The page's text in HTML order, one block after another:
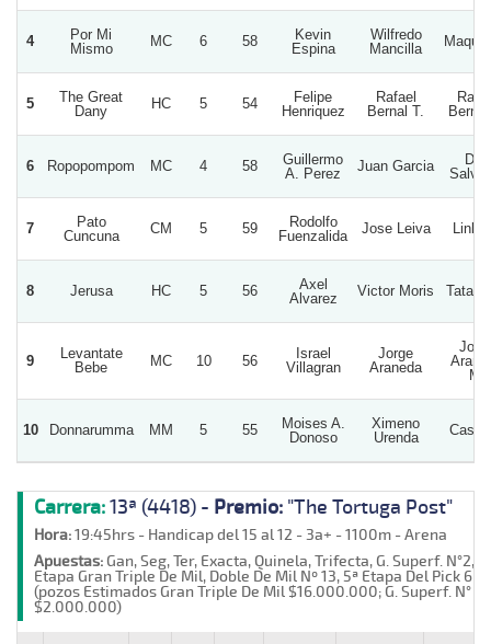
4
Por Mi
Mismo
MC 6 58
Kevin
Espina
Wilfredo
Mancilla
5
The Great
Dany
HC 5 54
Felipe
Henriquez
Rafael
Bernal T.
6 Ropopompom MC 4 58
Guillermo
A. Perez
Juan Garcia
Don
7
Pato
Cuncuna
CM 5 59
Rodolfo
Fuenzalida
Jose Leiva
8 Jerusa HC 5 56
Axel
Alvarez
Victor Moris Tata
9
Levantate
Bebe
MC 10 56
Israel
Villagran
Jorge
Araneda
M.
10 Donnarumma MM 5 55
Moises A.
Donoso
Ximeno
Urenda
Carrera:13ª (4418) - Premio: "The Tortuga Post"
Hora:19:45hrs - Handicap del 15 al 12 - 3a+ - 1100m - Arena
Apuestas:Gan, Seg, Ter, Exacta, Quinela, Trifecta, G. Superf. N°2, 1ª
Etapa Gran Triple De Mil, Doble De Mil Nº 13, 5ª Etapa Del Pick 6
(pozos Estimados Gran Triple De Mil $16.000.000; G. Superf. N° 2
$2.000.000)